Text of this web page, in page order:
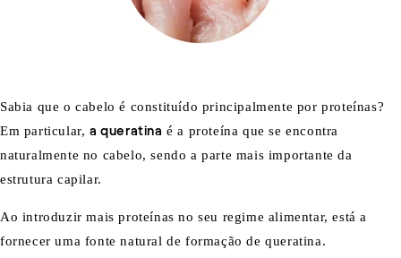
Sabia que o cabelo é constituído principalmente por proteínas?
Em particular, a queratina é a proteína que se encontra
naturalmente no cabelo, sendo a parte mais importante da
estrutura capilar.
Ao introduzir mais proteínas no seu regime alimentar, está a
fornecer uma fonte natural de formação de queratina.